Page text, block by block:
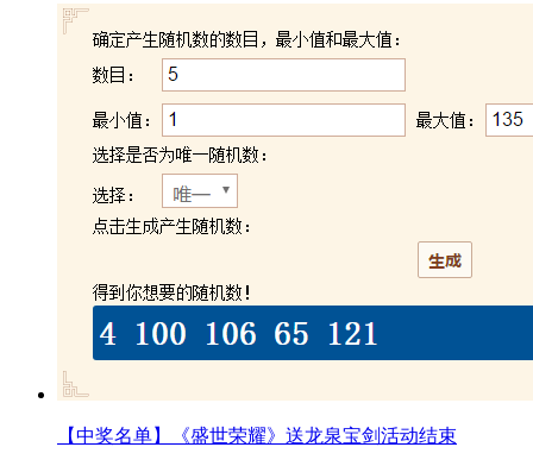
【中奖名单】《盛世荣耀》送龙泉宝剑活动结束